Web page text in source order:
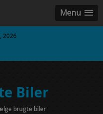
Menu
2026
Biler
brugte biler